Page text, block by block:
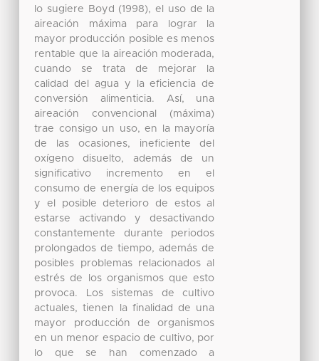
lo sugiere Boyd (1998), el uso de la
aireación máxima para lograr la
mayor producción posible es menos
rentable que la aireación moderada,
cuando se trata de mejorar la
calidad del agua y la eficiencia de
conversión alimenticia. Así, una
aireación convencional (máxima)
trae consigo un uso, en la mayoría
de las ocasiones, ineficiente del
oxígeno disuelto, además de un
significativo incremento en el
consumo de energía de los equipos
y el posible deterioro de estos al
estarse activando y desactivando
constantemente durante periodos
prolongados de tiempo, además de
posibles problemas relacionados al
estrés de los organismos que esto
provoca. Los sistemas de cultivo
actuales, tienen la finalidad de una
mayor producción de organismos
en un menor espacio de cultivo, por
lo que se han comenzado a